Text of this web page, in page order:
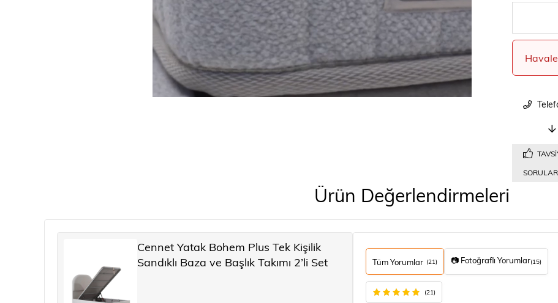
Ürün Değerlendirmeleri
Cennet Yatak Bohem Plus Tek Kişilik
Sandıklı Baza ve Başlık Takımı 2’li Set
Tüm Yorumlar (21) 📷 Fotoğraflı Yorumlar(15)
(21)